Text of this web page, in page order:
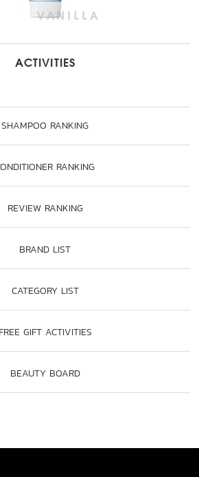
ACTIVITIES
SHAMPOO RANKING
RANKING
REVIEW RANKING
BRAND LIST
CATEGORY LIST
FREE GIFT ACTIVITIES
BEAUTY BOARD